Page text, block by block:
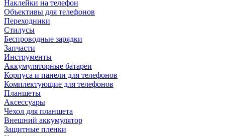
Наклейки на телефон
Объективы для телефонов
Переходники
Стилусы
Беспроводные зарядки
Запчасти
Инструменты
Аккумуляторные батареи
Корпуса и панели для телефонов
Комплектующие для телефонов
Планшеты
Аксессуары
Чехол для планшета
Внешний аккумулятор
Защитные пленки